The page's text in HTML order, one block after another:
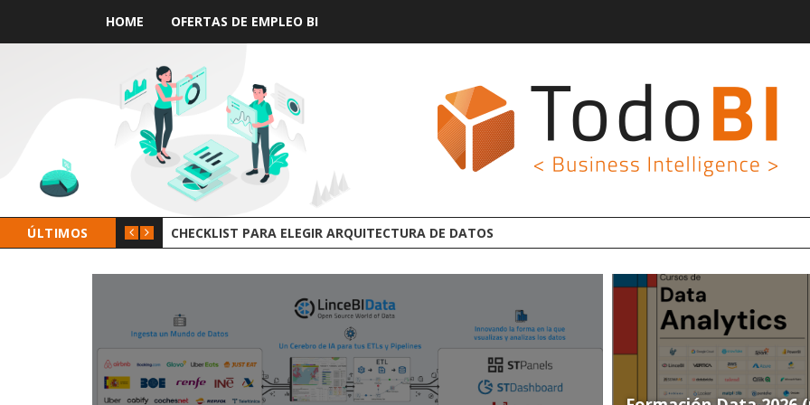
HOME OFERTAS DE EMPLEO BI
ÚLTIMOS GROOT AI LINCEBI: LA NUEVA PLATAFORMA ANALYTICS AI OPEN SOURCE